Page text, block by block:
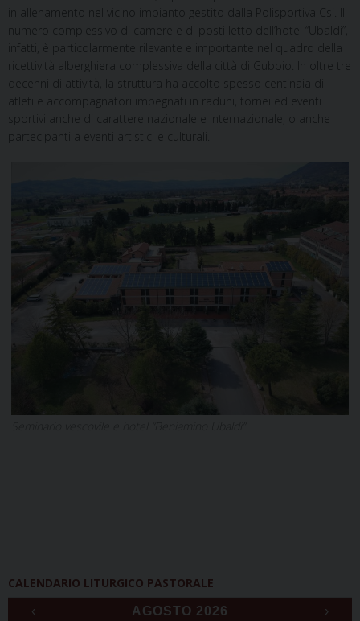
in allenamento nel vicino impianto gestito dalla Polisportiva Csi. Il
numero complessivo di camere e di posti letto dell’hotel “Ubaldi”,
infatti, è particolarmente rilevante e importante nel quadro della
ricettività alberghiera complessiva della città di Gubbio. In oltre tre
decenni di attività, la struttura ha accolto spesso centinaia di
atleti e accompagnatori impegnati in raduni, tornei ed eventi
sportivi anche di carattere nazionale e internazionale, o anche
partecipanti a eventi artistici e culturali.
CALENDARIO LITURGICO PASTORALE
‹ AGOSTO 2026 ›